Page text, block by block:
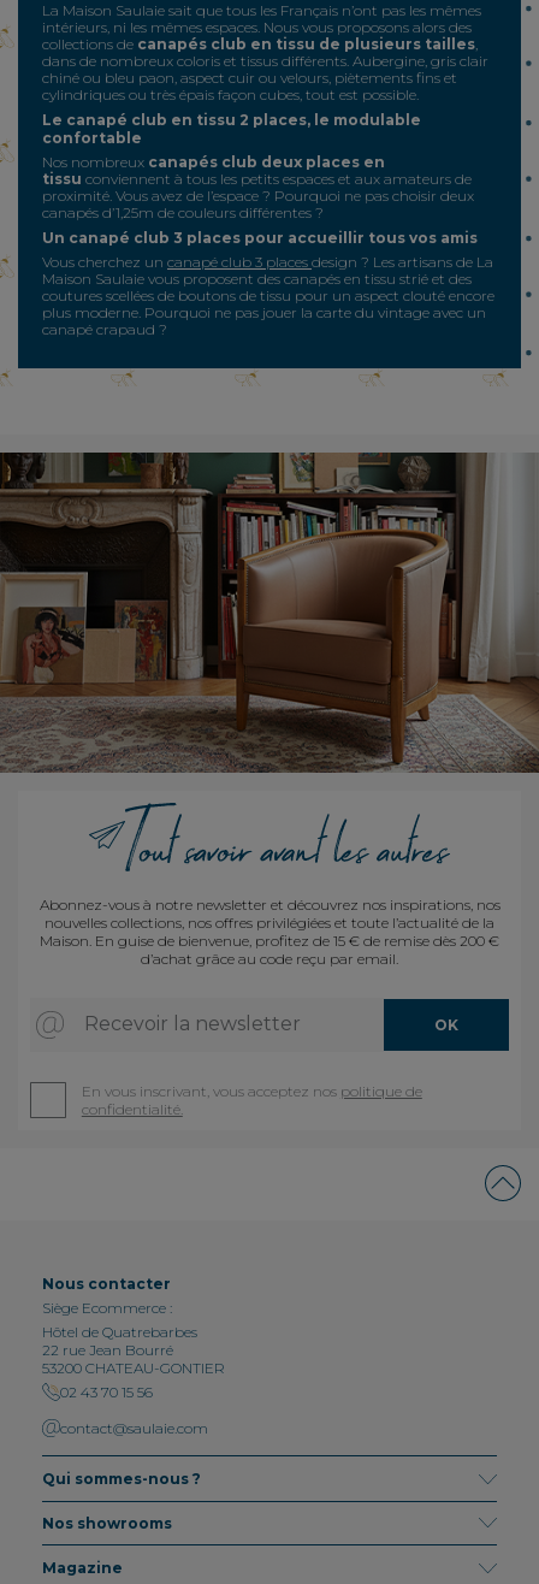
La Maison Saulaie sait que tous les Français n’ont pas les mêmes
intérieurs, ni les mêmes espaces. Nous vous proposons alors des
collections de canapés club en tissu de plusieurs tailles,
dans de nombreux coloris et tissus différents. Aubergine, gris clair
chiné ou bleu paon, aspect cuir ou velours, piètements fins et
cylindriques ou très épais façon cubes, tout est possible.
Le canapé club en tissu 2 places, le modulable
confortable
Nos nombreux canapés club deux places en
tissu conviennent à tous les petits espaces et aux amateurs de
proximité. Vous avez de l’espace ? Pourquoi ne pas choisir deux
canapés d’1,25m de couleurs différentes ?
Un canapé club 3 places pour accueillir tous vos amis
Vous cherchez un canapé club 3 places design ? Les artisans de La
Maison Saulaie vous proposent des canapés en tissu strié et des
coutures scellées de boutons de tissu pour un aspect clouté encore
plus moderne. Pourquoi ne pas jouer la carte du vintage avec un
canapé crapaud ?
Abonnez-vous à notre newsletter et découvrez nos inspirations, nos
nouvelles collections, nos offres privilégiées et toute l’actualité de la
Maison. En guise de bienvenue, profitez de 15 € de remise dès 200 €
d’achat grâce au code reçu par email.
Recevoir la newsletter OK
En vous inscrivant, vous acceptez nos politique de
confidentialité.
Nous contacter
Siège Ecommerce :
Hôtel de Quatrebarbes
22 rue Jean Bourré
53200 CHATEAU-GONTIER
02 43 70 15 56
contact@saulaie.com
Qui sommes-nous ?
Nos showrooms
Magazine